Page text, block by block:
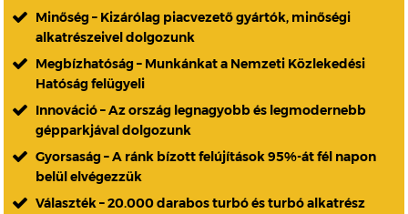
Minőség – Kizárólag piacvezető gyártók, minőségi
alkatrészeivel dolgozunk
Megbízhatóság – Munkánkat a Nemzeti Közlekedési
Hatóság felügyeli
Innováció – Az ország legnagyobb és legmodernebb
gépparkjával dolgozunk
Gyorsaság – A ránk bízott felújítások 95%-át fél napon
belül elvégezzük
Választék – 20.000 darabos turbó és turbó alkatrész